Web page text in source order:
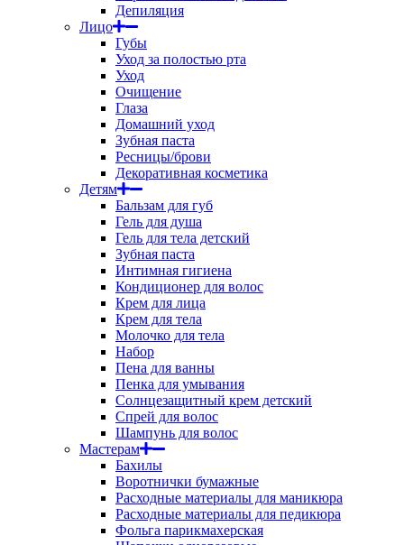
Депиляция
Лицо
Губы
Уход за полостью рта
Уход
Очищение
Глаза
Домашний уход
Зубная паста
Ресницы/брови
Декоративная косметика
Детям
Бальзам для губ
Гель для душа
Гель для тела детский
Зубная паста
Интимная гигиена
Кондиционер для волос
Крем для лица
Крем для тела
Молочко для тела
Набор
Пена для ванны
Пенка для умывания
Солнцезащитный крем детский
Спрей для волос
Шампунь для волос
Мастерам
Бахилы
Воротнички бумажные
Расходные материалы для маникюра
Расходные материалы для педикюра
Фольга парикмахерская